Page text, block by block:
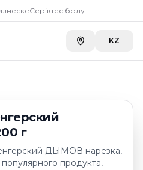
Серіктес болу
KZ
г
ДЫМОВ нарезка,
продукта,
сырокопченый 200 г